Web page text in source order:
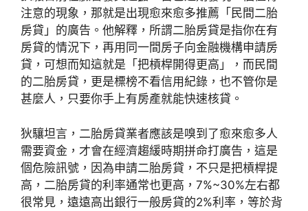
注意的現象，那就是出現愈來愈多推薦「民間二胎
房貸」的廣告。他解釋，所謂二胎房貸是指你在有
房貸的情況下，再用同一間房子向金融機構申請房
貸，可想而知這就是「把槓桿開得更高」，而民間
的二胎房貸，更是標榜不看信用紀錄，也不管你是
甚麼人，只要你手上有房產就能快速核貸。
狄驤坦言，二胎房貸業者應該是嗅到了愈來愈多人
需要資金，才會在經濟趨緩時期拼命打廣告，這是
個危險訊號，因為申請二胎房貸，不只是把槓桿提
高，二胎房貸的利率通常也更高，7%~30%左右都
很常見，遠遠高出銀行一般房貸的2%利率，等於背